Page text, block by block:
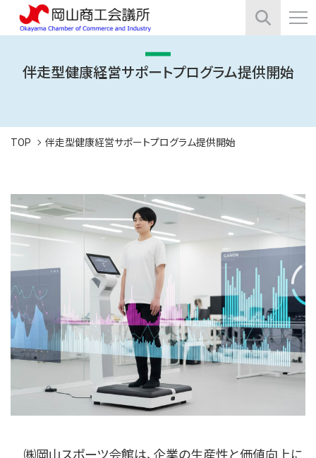
伴走型健康経営サポートプログラム提供開始
TOP 伴走型健康経営サポートプログラム提供開始
㈱岡山スポーツ会館は、企業の生産性と価値向上に